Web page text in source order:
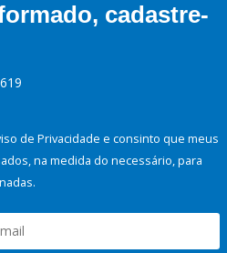
cadastre-
de Privacidade e consinto que meus
na medida do necessário, para